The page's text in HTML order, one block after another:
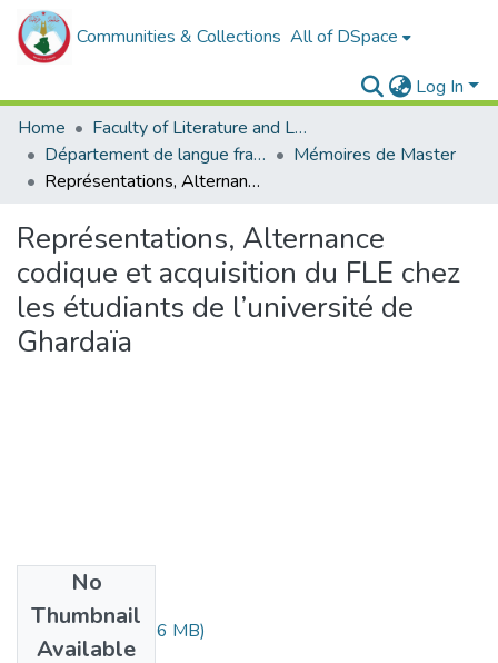
Communities & Collections All of DSpace
Log In
Home
Faculty of Literature and Languages
Département de langue française
Mémoires de Master
Représentations, Alternance codique et acquisition du FLE chez les étudiants de l’université de Ghardaïa
Représentations, Alternance
codique et acquisition du FLE chez
les étudiants de l’université de
Ghardaïa
No
Thumbnail
Available
Final form.pdf(2.36 MB)